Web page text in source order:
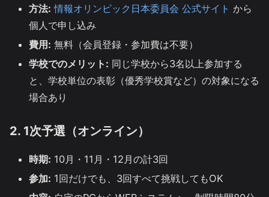
方法: 情報オリンピック日本委員会 公式サイト から
個人で申し込み
費用: 無料（会員登録・参加費は不要）
学校でのメリット: 同じ学校から3名以上参加する
と、学校単位の表彰（優秀学校賞など）の対象になる
場合あり
2. 1次予選（オンライン）
時期: 10月・11月・12月の計3回
参加: 1回だけでも、3回すべて挑戦してもOK